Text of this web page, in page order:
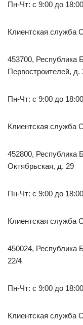
Пн-Чт: с 9:00 до
Клиентская служба
453700, Республика
Первостроителей, д.
Пн-Чт: с 9:00 до
Клиентская служба
452800, Республика
Октябрьская, д. 29
Пн-Чт: с 9:00 до
Клиентская служба
450024, Республика
22/4
Пн-Чт: с 9:00 до
Клиентская служба